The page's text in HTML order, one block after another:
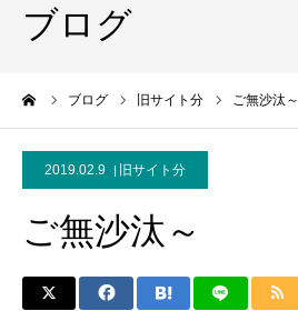
ブログ
ブログ 旧サイト分 ご無沙汰～
2019.02.9 旧サイト分
ご無沙汰～